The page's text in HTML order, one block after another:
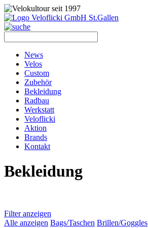
News
Velos
Custom
Zubehör
Bekleidung
Radbau
Werkstatt
Veloflicki
Aktion
Brands
Kontakt
Bekleidung
Filter anzeigen
Alle anzeigen Bags/Taschen Brillen/Goggles